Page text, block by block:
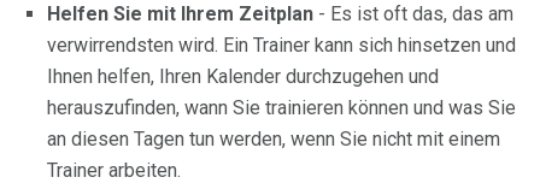
Helfen Sie mit Ihrem Zeitplan - Es ist oft das, das am
verwirrendsten wird. Ein Trainer kann sich hinsetzen und
Ihnen helfen, Ihren Kalender durchzugehen und
herauszufinden, wann Sie trainieren können und was Sie
an diesen Tagen tun werden, wenn Sie nicht mit einem
Trainer arbeiten.